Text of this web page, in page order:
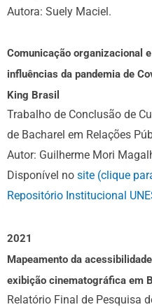
Autora: Suely Maciel.
Comunicação organizacional
influências da pandemia de
King Brasil
Trabalho de Conclusão de
de Bacharel em Relações
Autor: Guilherme Mori
Disponível no site (clique
Repositório Institucional
2021
Mapeamento da
exibição cinematográfica em
Relatório Final de Pesquisa